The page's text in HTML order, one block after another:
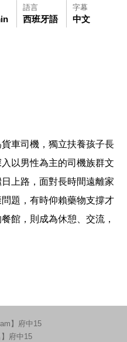
語言
西班牙語
字幕
中文
Tab鍵移至影片中央播放鍵，再
視窗)
車司機，獨立扶養孩子長
以男性為主的司機族群文
上路，面對長時間遠離家
題，有時仰賴藥物支撐才
館，則成為休憩、交流，
】府中15
】府中15